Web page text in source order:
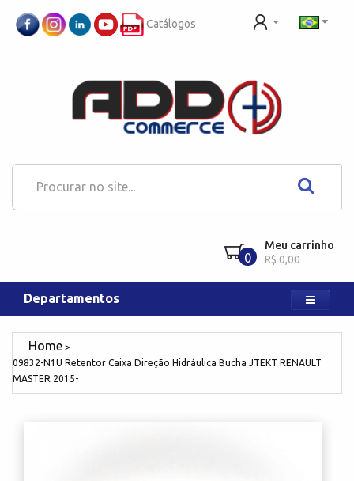
Catálogos
0
Meu carrinho
R$ 0,00
Departamentos
09832-N1U Retentor Caixa Direção Hidráulica Bucha JTEKT RENAULT
MASTER 2015-